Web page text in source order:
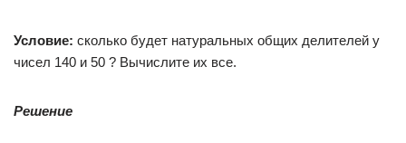
Условие: сколько будет натуральных общих делителей у
чисел 140 и 50 ? Вычислите их все.
Решение